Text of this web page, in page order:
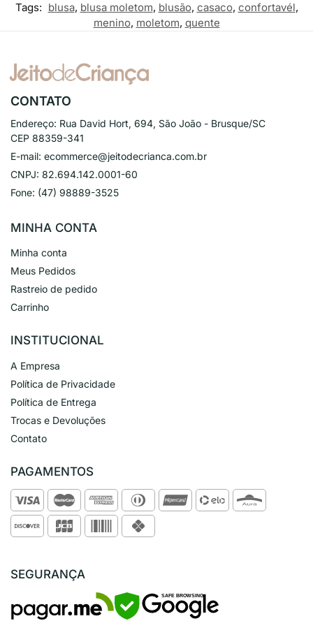
Tags: blusa, blusa moletom, blusão, casaco, confortavél,
menino, moletom, quente
CONTATO
Endereço: Rua David Hort, 694, São João - Brusque/SC
CEP 88359-341
E-mail: ecommerce@jeitodecrianca.com.br
CNPJ: 82.694.142.0001-60
Fone: (47) 98889-3525
MINHA CONTA
Minha conta
Meus Pedidos
Rastreio de pedido
Carrinho
INSTITUCIONAL
A Empresa
Política de Privacidade
Política de Entrega
Trocas e Devoluções
Contato
PAGAMENTOS
SEGURANÇA
SAFE BROWSING